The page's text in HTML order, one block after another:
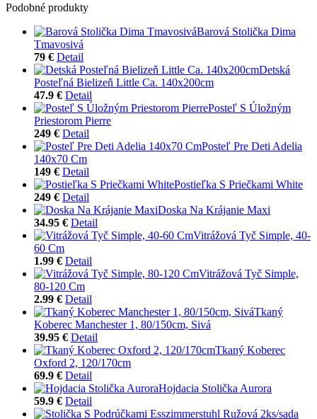
Podobné produkty
Barová Stolička Dima
Tmavosivá
79 € Detail
Detská
Posteľná Bielizeň Little Ca. 140x200cm
47.9 € Detail
Posteľ S Úložným
Priestorom Pierre
249 € Detail
Posteľ Pre Deti Adelia
140x70 Cm
149 € Detail
Postieľka S Priečkami White
249 € Detail
Doska Na Krájanie Maxi
34.95 € Detail
Vitrážová Tyč Simple, 40-
60 Cm
1.99 € Detail
Vitrážová Tyč Simple,
80-120 Cm
2.99 € Detail
Tkaný
Koberec Manchester 1, 80/150cm, Sivá
39.95 € Detail
Tkaný Koberec
Oxford 2, 120/170cm
69.9 € Detail
Hojdacia Stolička Aurora
59.9 € Detail